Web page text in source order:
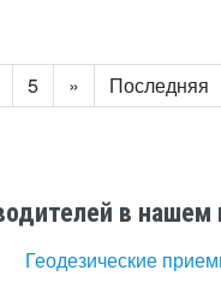
5 » Последняя
в нашем
Геодезические